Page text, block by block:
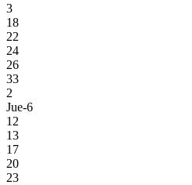
3
18
22
24
26
33
2
Jue-6
12
13
17
20
23